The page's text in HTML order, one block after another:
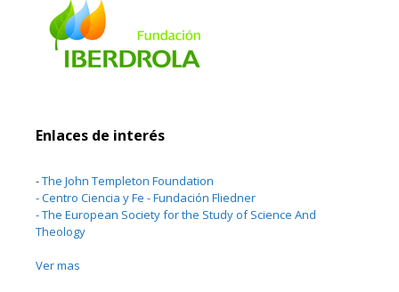
Enlaces de interés
-The John Templeton Foundation
-Centro Ciencia y Fe - Fundación Fliedner
-The European Society for the Study of Science And
Theology
Ver mas